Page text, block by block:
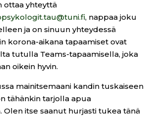
ottaa yhteyttä
, nappaa joku
ja on sinuun yhteydessä
korona-aikana tapaamiset ovat
tutulla Teams-tapaamisella, joka
oikein hyvin.
mainitsemaani kandin tuskaiseen
tähänkin tarjolla apua
itse saanut hurjasti tukea tänä